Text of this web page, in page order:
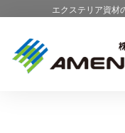
エクステリア資材